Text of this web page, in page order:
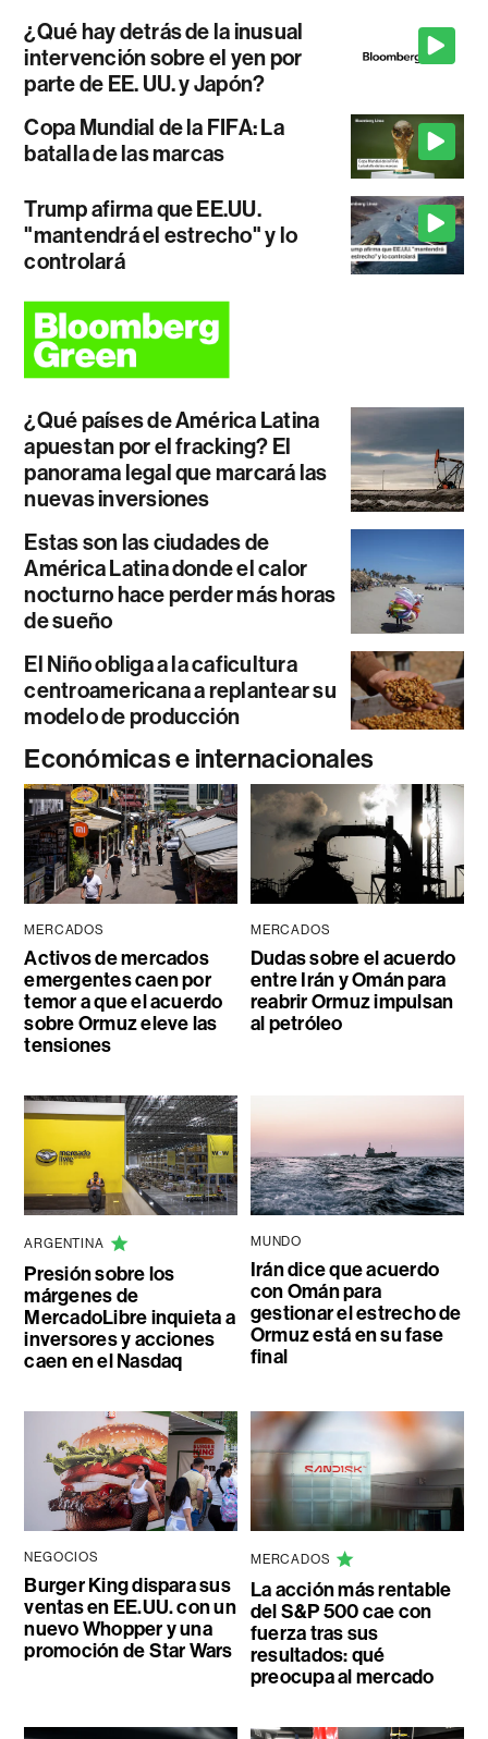
¿Qué hay detrás de la inusual
intervención sobre el yen por
parte de EE. UU. y Japón?
Copa Mundial de la FIFA: La
batalla de las marcas
Trump afirma que EE.UU.
"mantendrá el estrecho" y lo
controlará
¿Qué países de América Latina
apuestan por el fracking? El
panorama legal que marcará las
nuevas inversiones
Estas son las ciudades de
América Latina donde el calor
nocturno hace perder más horas
de sueño
El Niño obliga a la caficultura
centroamericana a replantear su
modelo de producción
Económicas e internacionales
MERCADOS
Activos de mercados
emergentes caen por
temor a que el acuerdo
sobre Ormuz eleve las
tensiones
MERCADOS
Dudas sobre el acuerdo
entre Irán y Omán para
reabrir Ormuz impulsan
al petróleo
ARGENTINA
Presión sobre los
márgenes de
MercadoLibre inquieta a
inversores y acciones
caen en el Nasdaq
MUNDO
Irán dice que acuerdo
con Omán para
gestionar el estrecho de
Ormuz está en su fase
final
NEGOCIOS
Burger King dispara sus
ventas en EE.UU. con un
nuevo Whopper y una
promoción de Star Wars
MERCADOS
La acción más rentable
del S&P 500 cae con
fuerza tras sus
resultados: qué
preocupa al mercado